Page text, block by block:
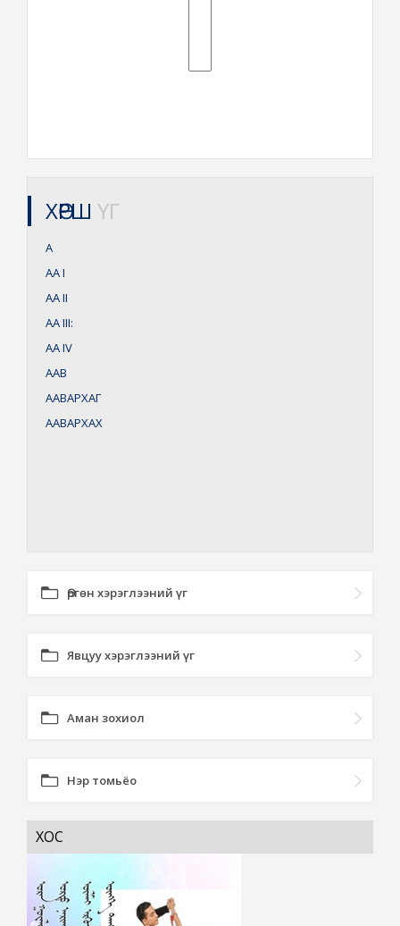
ХӨРШ ҮГ
А
ААI
ААII
ААIII:
ААIV
ААВ
ААВАРХАГ
ААВАРХАХ
Өргөн хэрэглээний үг
Явцуу хэрэглээний үг
Аман зохиол
Нэр томьёо
ХОС